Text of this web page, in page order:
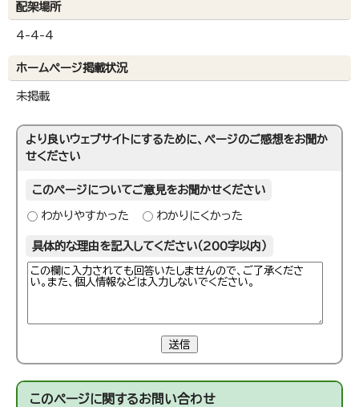
配架場所
4-4-4
ホームページ掲載状況
未掲載
より良いウェブサイトにするために、ページのご感想をお聞か
せください
このページについてご意見をお聞かせください
わかりやすかった わかりにくかった
具体的な理由を記入してください（200字以内）
送信
このページに関するお問い合わせ